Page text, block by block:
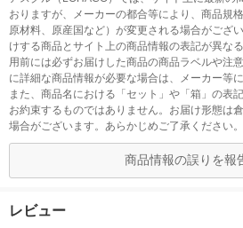
おりますが、メーカーの都合等により、商品規
原材料、原産国など）が変更される場合がござ
けする商品とサイト上の商品情報の表記が異な
用前には必ずお届けした商品の商品ラベルや注
に詳細な商品情報が必要な場合は、メーカー等
また、商品名における「セット」や「箱」の表
お約束するものではありません。お届け形態は
場合がございます。あらかじめご了承ください。
商品情報の誤りを報
レビュー